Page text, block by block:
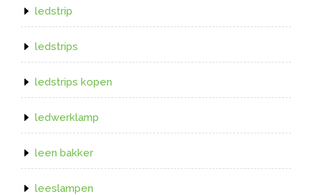
ledstrip
ledstrips
ledstrips kopen
ledwerklamp
leen bakker
leeslampen